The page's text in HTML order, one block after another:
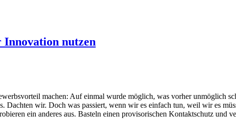
nutzen
machen: Auf einmal wurde möglich, was vorher unmöglich
Dachten wir. Doch was passiert, wenn wir es einfach tun, weil wir es
ein anderes aus. Basteln einen provisorischen Kontaktschutz und